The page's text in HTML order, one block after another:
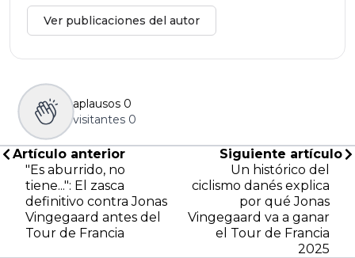
Ver publicaciones del autor
aplausos 0
visitantes 0
Artículo anterior
"Es aburrido, no
tiene...": El zasca
definitivo contra Jonas
Vingegaard antes del
Tour de Francia
Siguiente artículo
Un histórico del
ciclismo danés explica
por qué Jonas
Vingegaard va a ganar
el Tour de Francia
2025